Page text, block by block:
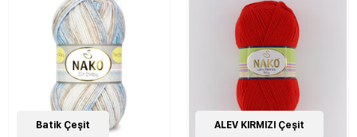
13Çeşit
Batik Çeşit 21Çeşit
ALEV KIRMIZI Çeşit